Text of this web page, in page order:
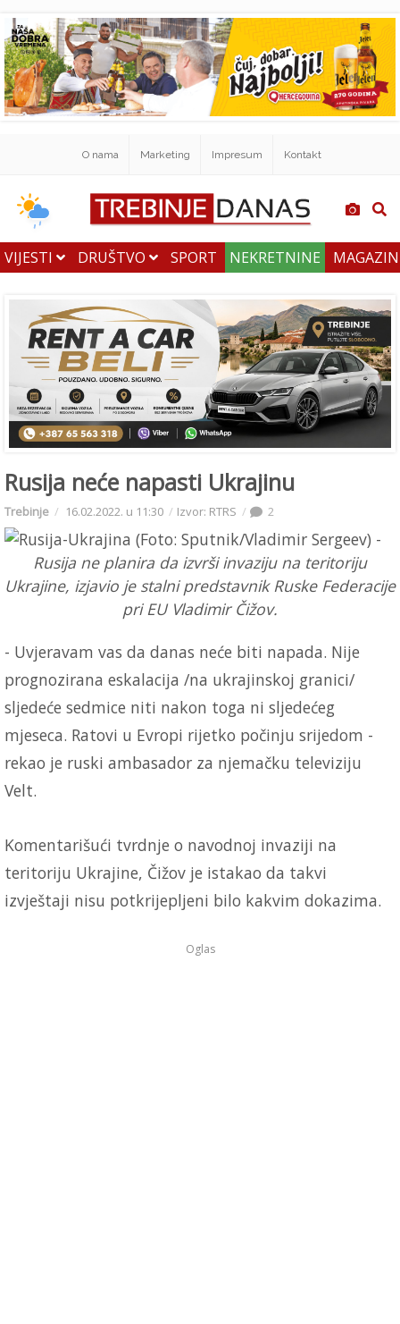
O nama Marketing Impresum Kontakt
VIJESTI DRUŠTVO SPORT NEKRETNINE
Rusija neće napasti Ukrajinu
Trebinje 16.02.2022. u 11:30 Izvor: RTRS 2
Rusija ne planira da izvrši invaziju na teritoriju
Ukrajine, izjavio je stalni predstavnik Ruske Federacije
pri EU Vladimir Čižov.
- Uvjeravam vas da danas neće biti napada. Nije
prognozirana eskalacija /na ukrajinskoj granici/
sljedeće sedmice niti nakon toga ni sljedećeg
mjeseca. Ratovi u Evropi rijetko počinju srijedom -
rekao je ruski ambasador za njemačku televiziju
Velt.
Komentarišući tvrdnje o navodnoj invaziji na
teritoriju Ukrajine, Čižov je istakao da takvi
izvještaji nisu potkrijepljeni bilo kakvim dokazima.
Oglas